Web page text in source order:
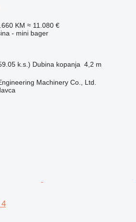
KM ≈ 11.080 €
- mini bager
k.s.) Dubina kopanja 4,2 m
Machinery Co., Ltd.